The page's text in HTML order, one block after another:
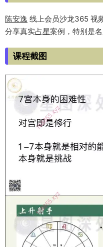
陈安逸 线上会员沙龙365 视
分享真实占星案例，特别是
课程截图